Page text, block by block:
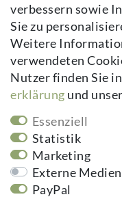
Kontakt
Vertrag widerrufen
Newsletter
E-MAIL **
Newsletter
Hiermit bestätige ich, dass
Meine Einwilligung kann
verbessern sowie
Sie zu
Weitere
verwendeten
Nutzer finden Sie
erklärung und
Essenziell
Statistik
Marketing
Externe Medien
PayPal